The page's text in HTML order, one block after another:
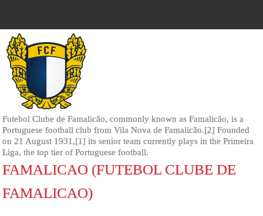
Futebol Clube de Famalicão, commonly known as Famalicão, is a
Portuguese football club from Vila Nova de Famalicão.[2] Founded
on 21 August 1931,[1] its senior team currently plays in the Primeira
Liga, the top tier of Portuguese football.
FAMALICAO (FUTEBOL CLUBE DE
FAMALICAO)